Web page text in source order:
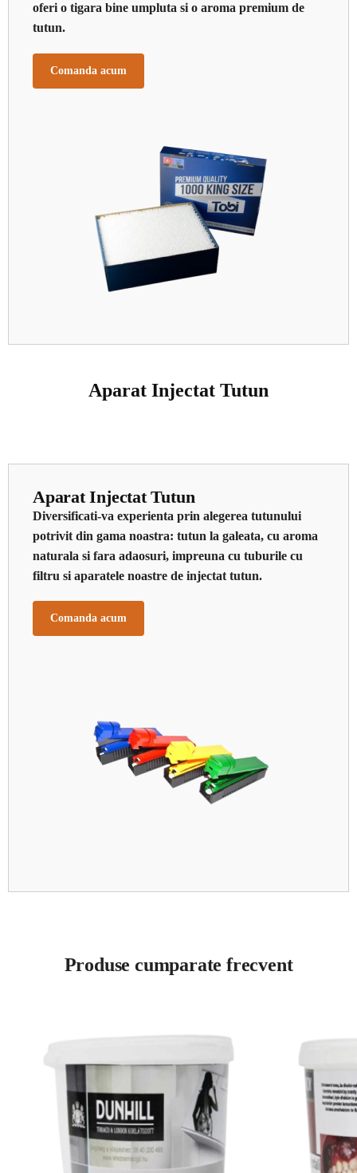
oferi o tigara bine umpluta si o aroma premium de
tutun.
Comanda acum
Aparat Injectat Tutun
Aparat Injectat Tutun
Diversificati-va experienta prin alegerea tutunului
potrivit din gama noastra: tutun la galeata, cu aroma
naturala si fara adaosuri, impreuna cu tuburile cu
filtru si aparatele noastre de injectat tutun.
Comanda acum
Produse cumparate frecvent